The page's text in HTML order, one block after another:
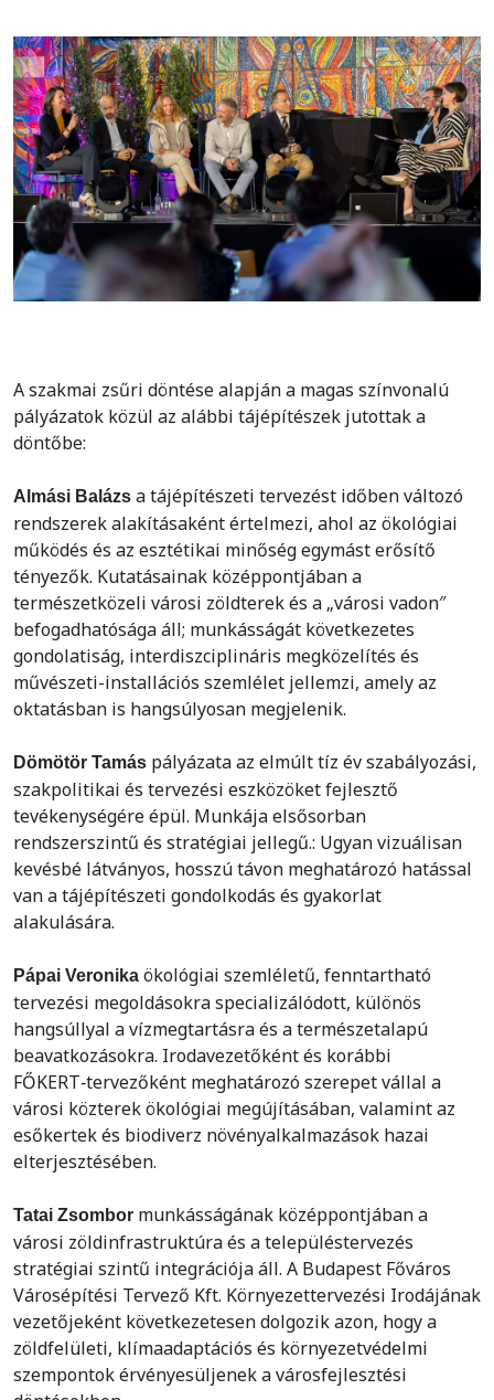
A szakmai zsűri döntése alapján a magas színvonalú
pályázatok közül az alábbi tájépítészek jutottak a
döntőbe:
Almási Balázs a tájépítészeti tervezést időben változó
rendszerek alakításaként értelmezi, ahol az ökológiai
működés és az esztétikai minőség egymást erősítő
tényezők. Kutatásainak középpontjában a
természetközeli városi zöldterek és a „városi vadon″
befogadhatósága áll; munkásságát következetes
gondolatiság, interdiszciplináris megközelítés és
művészeti-installációs szemlélet jellemzi, amely az
oktatásban is hangsúlyosan megjelenik.
Dömötör Tamás pályázata az elmúlt tíz év szabályozási,
szakpolitikai és tervezési eszközöket fejlesztő
tevékenységére épül. Munkája elsősorban
rendszerszintű és stratégiai jellegű.: Ugyan vizuálisan
kevésbé látványos, hosszú távon meghatározó hatással
van a tájépítészeti gondolkodás és gyakorlat
alakulására.
Pápai Veronika ökológiai szemléletű, fenntartható
tervezési megoldásokra specializálódott, különös
hangsúllyal a vízmegtartásra és a természetalapú
beavatkozásokra. Irodavezetőként és korábbi
FŐKERT‑tervezőként meghatározó szerepet vállal a
városi közterek ökológiai megújításában, valamint az
esőkertek és biodiverz növényalkalmazások hazai
elterjesztésében.
Tatai Zsombor munkásságának középpontjában a
városi zöldinfrastruktúra és a településtervezés
stratégiai szintű integrációja áll. A Budapest Főváros
Városépítési Tervező Kft. Környezettervezési Irodájának
vezetőjeként következetesen dolgozik azon, hogy a
zöldfelületi, klímaadaptációs és környezetvédelmi
szempontok érvényesüljenek a városfejlesztési